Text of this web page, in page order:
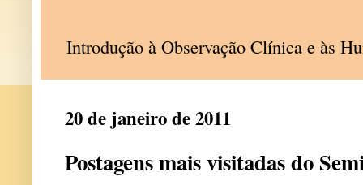
Introdução à Observação Clínica e às
20 de janeiro de 2011
Postagens mais visitadas do